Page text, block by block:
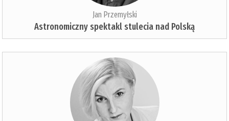
Jan Przemyłski
Astronomiczny spektakl stulecia nad Polską